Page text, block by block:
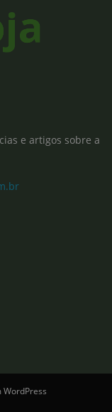
e artigos sobre a